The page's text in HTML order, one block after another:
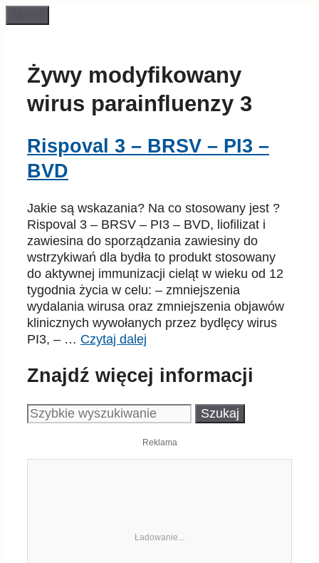
do
Żywy modyfikowany
wirus parainfluenzy 3
Rispoval 3 – BRSV – PI3 –
BVD
Jakie są wskazania? Na co stosowany jest ?
Rispoval 3 – BRSV – PI3 – BVD, liofilizat i
zawiesina do sporządzania zawiesiny do
wstrzykiwań dla bydła to produkt stosowany
do aktywnej immunizacji cieląt w wieku od 12
tygodnia życia w celu: – zmniejszenia
wydalania wirusa oraz zmniejszenia objawów
klinicznych wywołanych przez bydlęcy wirus
PI3, – … Czytaj dalej
Znajdź więcej informacji
Szukaj:
Reklama